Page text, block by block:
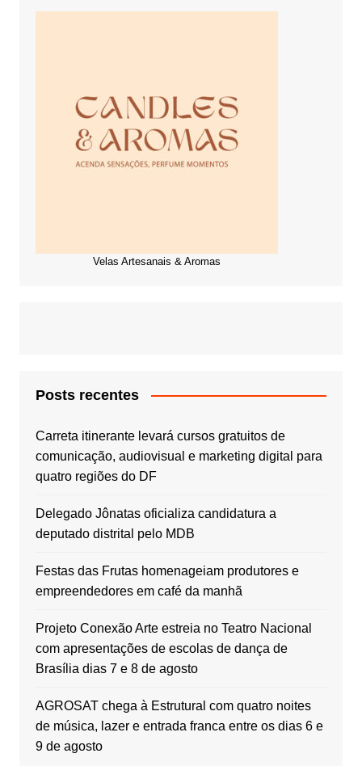
Velas Artesanais & Aromas
Posts recentes
Carreta itinerante levará cursos gratuitos de
comunicação, audiovisual e marketing digital para
quatro regiões do DF
Delegado Jônatas oficializa candidatura a
deputado distrital pelo MDB
Festas das Frutas homenageiam produtores e
empreendedores em café da manhã
Projeto Conexão Arte estreia no Teatro Nacional
com apresentações de escolas de dança de
Brasília dias 7 e 8 de agosto
AGROSAT chega à Estrutural com quatro noites
de música, lazer e entrada franca entre os dias 6 e
9 de agosto